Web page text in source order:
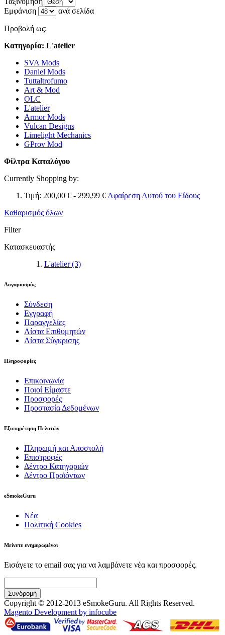
Εμφάνιση
ανά σελίδα
Προβολή ως:
Κατηγορία: L'atelier
SVA Mods
Daniel Mods
Tuttaltrofumo
Art & Mod
OLC
L'atelier
Armor Mods
Vulcan Designs
Limelight Mechanics
GProv Mod
Φίλτρα Καταλόγου
Currently Shopping by:
Τιμή: 200,00 € - 299,99 € Αφαίρεση Αυτού του Είδους
Καθαρισμός όλων
Filter
Κατασκευαστής
L'atelier(3)
Λογαριασμός
Σύνδεση
Εγγραφή
Παραγγελίες
Λίστα Επιθυμητών
Λίστα Σύγκρισης
Πληροφορίες
Επικοινωνία
Ποιοί Είμαστε
Προσφορές
Προστασία Δεδομένων
Εξυπηρέτηση Πελατών
Πληρωμή και Αποστολή
Επιστροφές
Δέντρο Κατηγοριών
Δέντρο Προϊόντων
eSmokeGuru
Νέα
Πολιτική Cookies
Μείνετε ενημερωμένοι
Εισάγετε το email σας για να λαμβάνετε νέα και προσφορές.
Συνδρομή
Copyright © 2012-2013 eSmokeGuru. All Rights Reserved.
Magento Development by infocube